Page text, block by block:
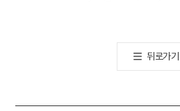
뒤로가기